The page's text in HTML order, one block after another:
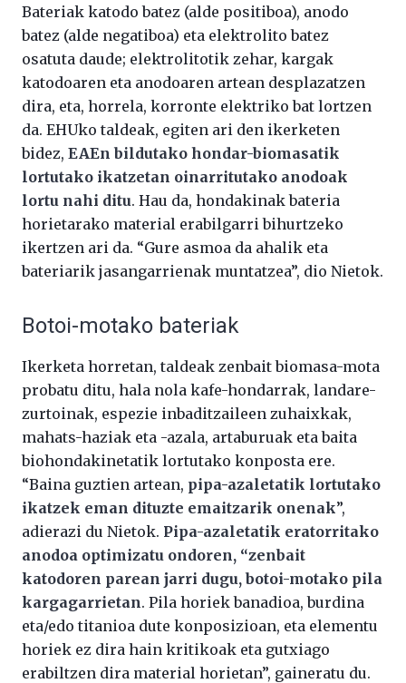
Bateriak katodo batez (alde positiboa), anodo
batez (alde negatiboa) eta elektrolito batez
osatuta daude; elektrolitotik zehar, kargak
katodoaren eta anodoaren artean desplazatzen
dira, eta, horrela, korronte elektriko bat lortzen
da. EHUko taldeak, egiten ari den ikerketen
bidez, EAEn bildutako hondar-biomasatik
lortutako ikatzetan oinarritutako anodoak
lortu nahi ditu. Hau da, hondakinak bateria
horietarako material erabilgarri bihurtzeko
ikertzen ari da. “Gure asmoa da ahalik eta
bateriarik jasangarrienak muntatzea”, dio Nietok.
Botoi-motako bateriak
Ikerketa horretan, taldeak zenbait biomasa-mota
probatu ditu, hala nola kafe-hondarrak, landare-
zurtoinak, espezie inbaditzaileen zuhaixkak,
mahats-haziak eta -azala, artaburuak eta baita
biohondakinetatik lortutako konposta ere.
“Baina guztien artean, pipa-azaletatik lortutako
ikatzek eman dituzte emaitzarik onenak”,
adierazi du Nietok. Pipa-azaletatik eratorritako
anodoa optimizatu ondoren, “zenbait
katodoren parean jarri dugu, botoi-motako pila
kargagarrietan. Pila horiek banadioa, burdina
eta/edo titanioa dute konposizioan, eta elementu
horiek ez dira hain kritikoak eta gutxiago
erabiltzen dira material horietan”, gaineratu du.